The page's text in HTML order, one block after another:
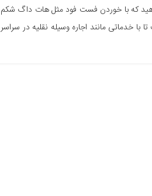
که با خوردن فست فود مثل هات داگ شکم
با خدماتی مانند اجاره وسیله نقلیه در سراسر